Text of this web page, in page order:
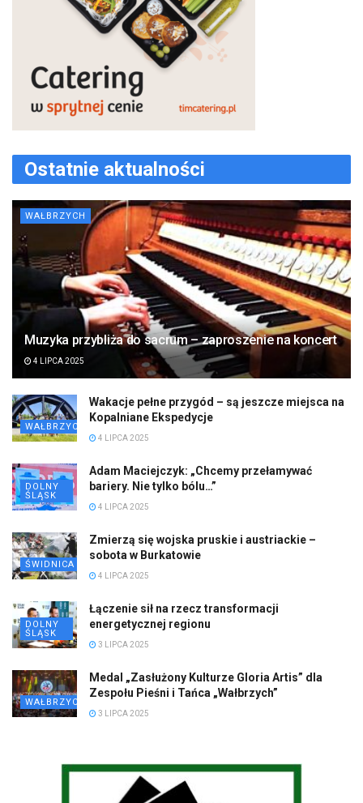
Ostatnie aktualności
WAŁBRZYCH
Muzyka przybliża do sacrum – zaproszenie na koncert
4 LIPCA 2025
WAŁBRZYCH
Wakacje pełne przygód – są jeszcze miejsca na
Kopalniane Ekspedycje
4 LIPCA 2025
DOLNY
ŚLĄSK
Adam Maciejczyk: „Chcemy przełamywać
bariery. Nie tylko bólu…”
4 LIPCA 2025
ŚWIDNICA
Zmierzą się wojska pruskie i austriackie –
sobota w Burkatowie
4 LIPCA 2025
DOLNY
ŚLĄSK
Łączenie sił na rzecz transformacji
energetycznej regionu
3 LIPCA 2025
WAŁBRZYCH
Medal „Zasłużony Kulturze Gloria Artis” dla
Zespołu Pieśni i Tańca „Wałbrzych”
3 LIPCA 2025